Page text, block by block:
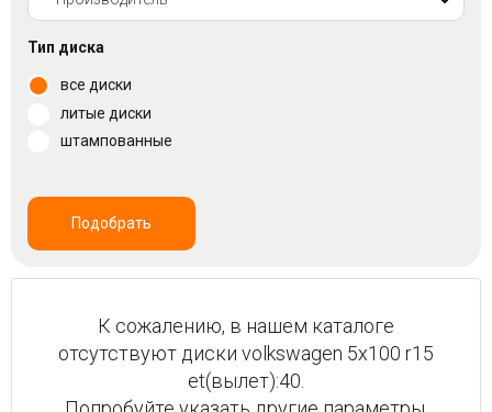
52
Пн-
Вс:
21:00
Тип диска
все диски
литые диски
штампованные
Подобрать
К сожалению, в нашем каталоге
отсутствуют диски volkswagen 5x100 r15
et(вылет):40.